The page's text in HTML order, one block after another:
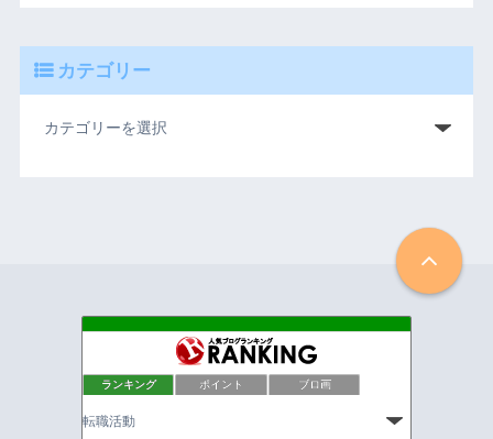
カテゴリー
ランキング ポイント ブロ画
転職ラジオ｜転職に関する情報発信メディア
20位 キャリパス
21位